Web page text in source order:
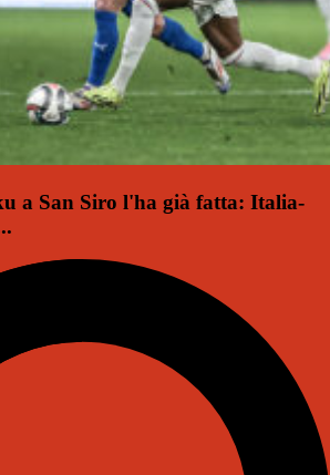
a San Siro l'ha già fatta: Italia-